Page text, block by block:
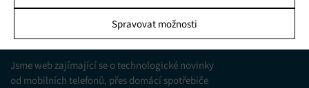
Ukládání a/nebo přístup k informacím v zařízení, Porozumění
publiku prostřednictvím statistik nebo kombinací údajů z
různých zdrojů.
Spravovat možnosti
Jsme web zajímající se o technologické novinky
od mobilních telefonů, přes domácí spotřebiče